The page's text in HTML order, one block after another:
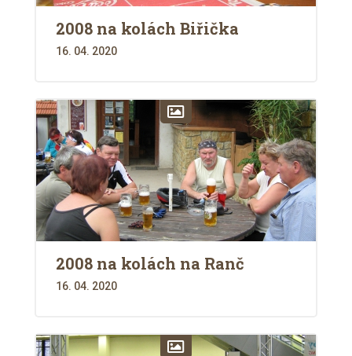
2008 na kolách Biřička
16. 04. 2020
2008 na kolách na Ranč
16. 04. 2020